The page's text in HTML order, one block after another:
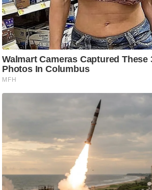
.
आ
र
.
आ
ई
र
स
क्षा